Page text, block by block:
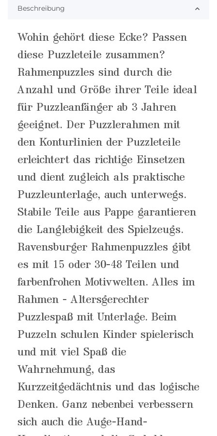
Beschreibung
Wohin gehört diese Ecke? Passen
diese Puzzleteile zusammen?
Rahmenpuzzles sind durch die
Anzahl und Größe ihrer Teile ideal
für Puzzleanfänger ab 3 Jahren
geeignet. Der Puzzlerahmen mit
den Konturlinien der Puzzleteile
erleichtert das richtige Einsetzen
und dient zugleich als praktische
Puzzleunterlage, auch unterwegs.
Stabile Teile aus Pappe garantieren
die Langlebigkeit des Spielzeugs.
Ravensburger Rahmenpuzzles gibt
es mit 15 oder 30-48 Teilen und
farbenfrohen Motivwelten. Alles im
Rahmen - Altersgerechter
Puzzlespaß mit Unterlage. Beim
Puzzeln schulen Kinder spielerisch
und mit viel Spaß die
Wahrnehmung, das
Kurzzeitgedächtnis und das logische
Denken. Ganz nebenbei verbessern
sich auch die Auge-Hand-